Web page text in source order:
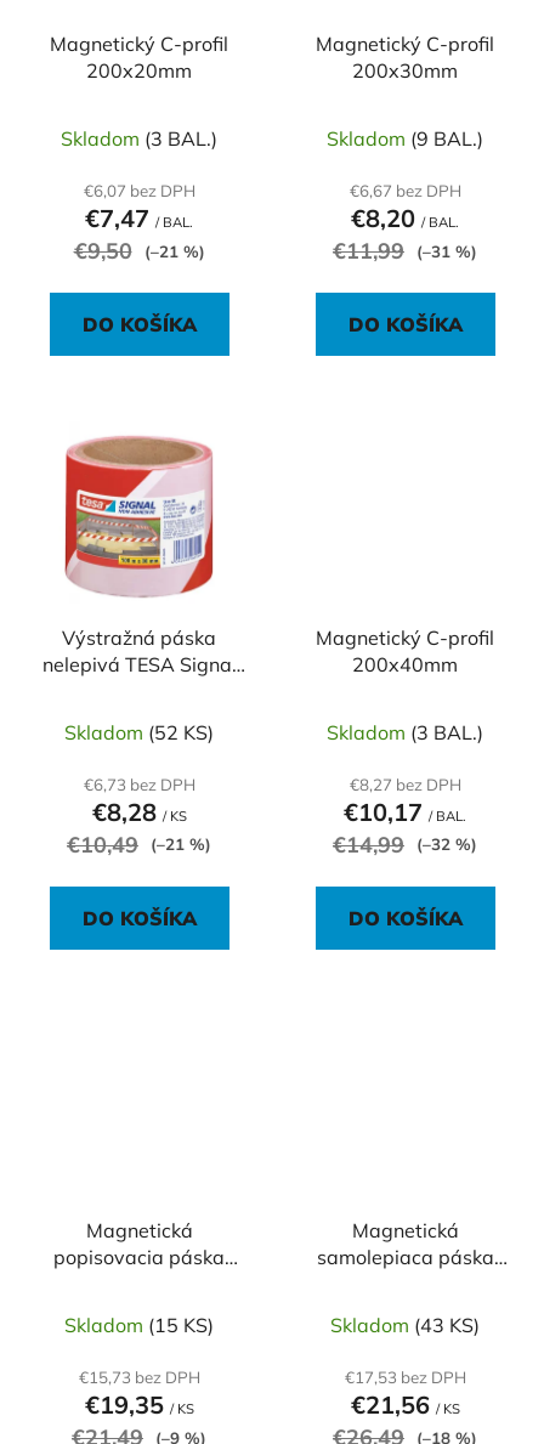
Magnetický C-profil
200x20mm
Skladom (3 BAL.)
€6,07 bez DPH
€7,47 / BAL.
€9,50 (–21 %)
DO KOŠÍKA
Magnetický C-profil
200x30mm
Skladom (9 BAL.)
€6,67 bez DPH
€8,20 / BAL.
€11,99 (–31 %)
DO KOŠÍKA
Výstražná páska
nelepivá TESA Signal
Skladom (52 KS)
€6,73 bez DPH
€8,28 / KS
€10,49 (–21 %)
DO KOŠÍKA
Magnetický C-profil
200x40mm
Skladom (3 BAL.)
€8,27 bez DPH
€10,17 / BAL.
€14,99 (–32 %)
DO KOŠÍKA
Magnetická
popisovacia páska
Skladom (15 KS)
€15,73 bez DPH
€19,35 / KS
€21,49 (–9 %)
Magnetická
samolepiaca páska
Skladom (43 KS)
€17,53 bez DPH
€21,56 / KS
€26,49 (–18 %)